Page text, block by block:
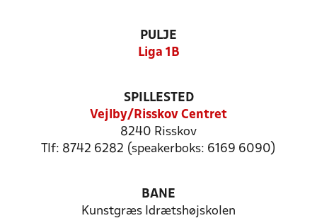
PULJE
Liga 1B
SPILLESTED
Vejlby/Risskov Centret
8240 Risskov
Tlf: 8742 6282 (speakerboks: 6169 6090)
BANE
Kunstgræs Idrætshøjskolen